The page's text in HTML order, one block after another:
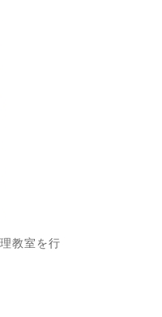
教室を行